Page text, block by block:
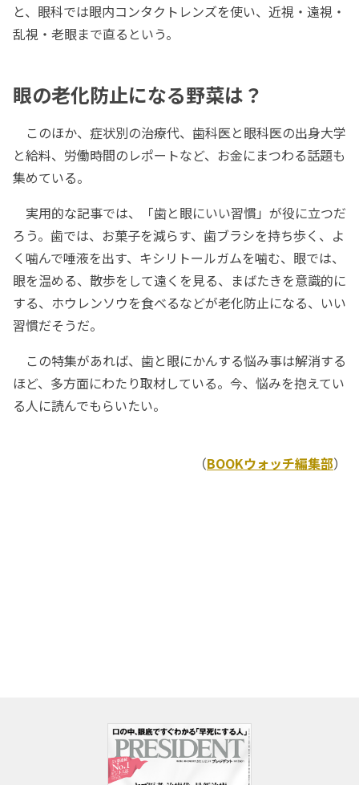
と、眼科では眼内コンタクトレンズを使い、近視・遠視・
乱視・老眼まで直るという。
眼の老化防止になる野菜は？
このほか、症状別の治療代、歯科医と眼科医の出身大学
と給料、労働時間のレポートなど、お金にまつわる話題も
集めている。
実用的な記事では、「歯と眼にいい習慣」が役に立つだ
ろう。歯では、お菓子を減らす、歯ブラシを持ち歩く、よ
く噛んで唾液を出す、キシリトールガムを噛む、眼では、
眼を温める、散歩をして遠くを見る、まばたきを意識的に
する、ホウレンソウを食べるなどが老化防止になる、いい
習慣だそうだ。
この特集があれば、歯と眼にかんする悩み事は解消する
ほど、多方面にわたり取材している。今、悩みを抱えてい
る人に読んでもらいたい。
（BOOKウォッチ編集部）